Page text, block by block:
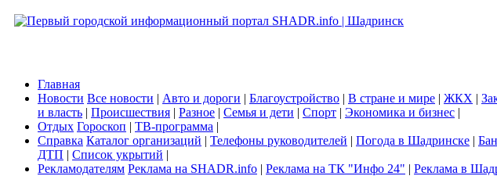
Главная
Новости Все новости | Авто и дороги | Благоустройство | В стране и мире | ЖКХ |
и власть | Происшествия | Разное | Семья и дети | Спорт | Экономика и бизнес |
Отдых Гороскоп | ТВ-программа |
Справка Каталог организаций | Телефоны руководителей | Погода в Шадринске |
ДТП | Список укрытий |
Рекламодателям Реклама на SHADR.info | Реклама на ТК "Инфо 24" | Реклама в